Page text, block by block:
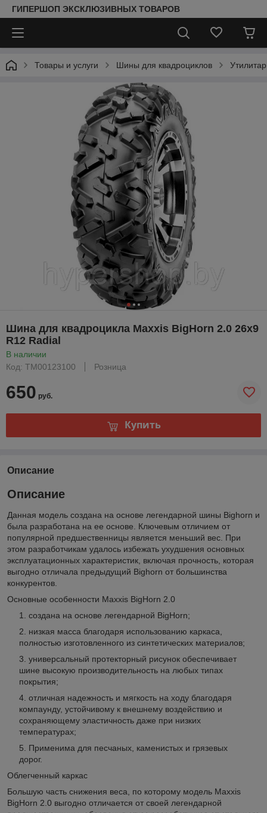
ГИПЕРШОП ЭКСКЛЮЗИВНЫХ ТОВАРОВ
Товары и услуги Шины для квадроциклов
Шина для квадроцикла Maxxis BigHorn 2.0 26x9
R12 Radial
В наличии
Код: TM00123100
Розница
650 руб.
Купить
Описание
Описание
Данная модель создана на основе легендарной шины Bighorn и
была разработана на ее основе. Ключевым отличием от
популярной предшественницы является меньший вес. При
этом разработчикам удалось избежать ухудшения основных
эксплуатационных характеристик, включая прочность, которая
выгодно отличала предыдущий Bighorn от большинства
конкурентов.
Основные особенности Maxxis BigHorn 2.0
создана на основе легендарной BigHorn;
низкая масса благодаря использованию каркаса,
полностью изготовленного из синтетических материалов;
универсальный протекторный рисунок обеспечивает
шине высокую производительность на любых типах
покрытия;
отличная надежность и мягкость на ходу благодаря
компаунду, устойчивому к внешнему воздействию и
сохраняющему эластичность даже при низких
температурах;
Применима для песчаных, каменистых и грязевых
дорог.
Облегченный каркас
Большую часть снижения веса, по которому модель Maxxis
BigHorn 2.0 выгодно отличается от своей легендарной